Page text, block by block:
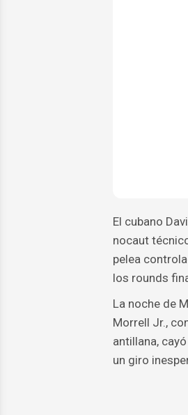
El cubano
nocaut
pelea
los rounds
La noche de
Morrell Jr.,
antillana,
un giro